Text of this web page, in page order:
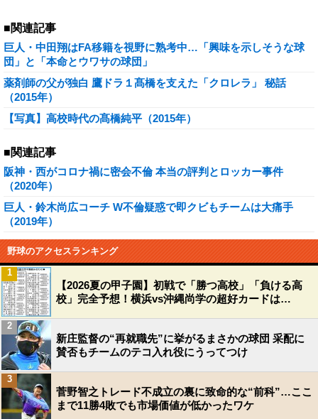
■関連記事
巨人・中田翔はFA移籍を視野に熟考中…「興味を示しそうな球
団」と「本命とウワサの球団」
薬剤師の父が独白 鷹ドラ１髙橋を支えた「クロレラ」 秘話
（2015年）
【写真】高校時代の髙橋純平（2015年）
■関連記事
阪神・西がコロナ禍に密会不倫 本当の評判とロッカー事件
（2020年）
巨人・鈴木尚広コーチ W不倫疑惑で即クビもチームは大痛手
（2019年）
野球のアクセスランキング
【2026夏の甲子園】初戦で「勝つ高校」「負ける高
校」完全予想！横浜vs沖縄尚学の超好カードは…
1
新庄監督の“再就職先”に挙がるまさかの球団 采配に
賛否もチームのテコ入れ役にうってつけ
2
菅野智之トレード不成立の裏に致命的な“前科”…ここ
まで11勝4敗でも市場価値が低かったワケ
3